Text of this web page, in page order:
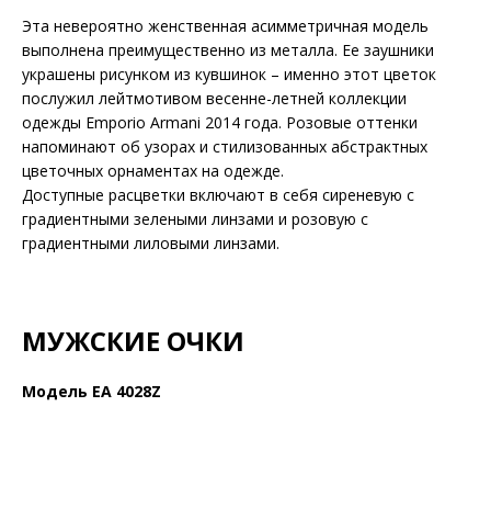
Эта невероятно женственная асимметричная модель
выполнена преимущественно из металла. Ее заушники
украшены рисунком из кувшинок – именно этот цветок
послужил лейтмотивом весенне-летней коллекции
одежды Emporio Armani 2014 года. Розовые оттенки
напоминают об узорах и стилизованных абстрактных
цветочных орнаментах на одежде.
Доступные расцветки включают в себя сиреневую с
градиентными зелеными линзами и розовую с
градиентными лиловыми линзами.
МУЖСКИЕ ОЧКИ
Модель EA 4028Z